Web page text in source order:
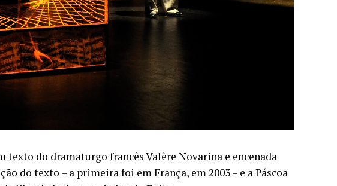
texto do dramaturgo francês Valère Novarina e encenada
do texto – a primeira foi em França, em 2003 – e a Páscoa